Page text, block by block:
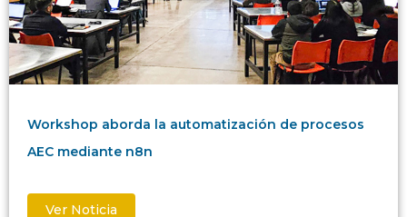
Workshop aborda la automatización de procesos
AEC mediante n8n
Ver Noticia